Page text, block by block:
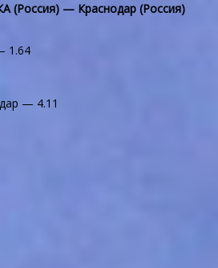
(Россия) — Краснодар (Россия)
1.64
— 4.11